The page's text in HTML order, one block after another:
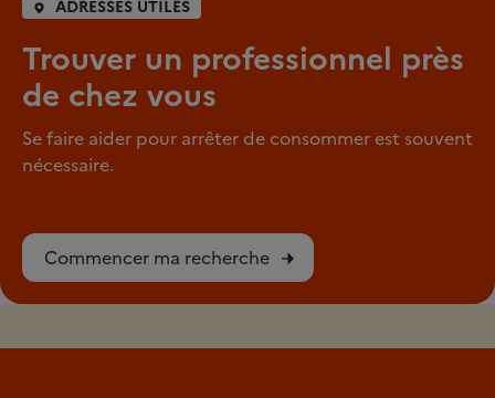
ADRESSES UTILES
Trouver un professionnel près
de chez vous
Se faire aider pour arrêter de consommer est souvent
nécessaire.
Commencer ma recherche